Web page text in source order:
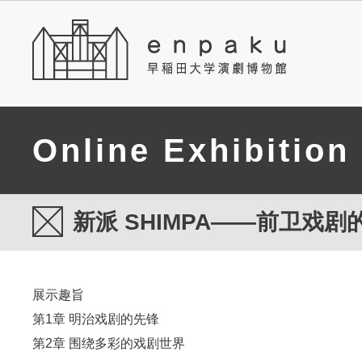
Online Exhibition
新派 SHIMPA――前卫戏剧
展示趣旨
第1章 明治戏剧的先锋
第2章 围绕多彩的戏剧世界